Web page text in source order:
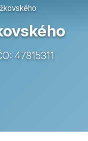
47815311